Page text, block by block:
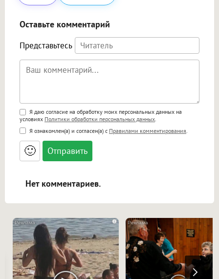
Оставьте комментарий
Представьтесь
Поддержка HTML
<b>, <strong>, <u>, <i>, <em>, <s>, <big>,
<small>, <sup>, <sub>, <pre>, <ul>, <ol>, <li>,
<blockquote>, <code> экранирует HTML,
адреса URL автоматически становятся
ссылками, и [img]адрес[/img] будет
Я даю согласие на обработку моих персональных данных на
условиях Политики обработки персональных данных
Я ознакомлен(а) и согласен(а) с Правилами комментирования
🙂
Нет комментариев.
i